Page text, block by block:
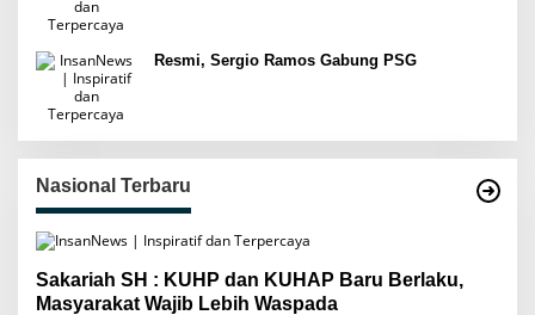
Resmi, Sergio Ramos Gabung PSG
Nasional Terbaru
Sakariah SH : KUHP dan KUHAP Baru Berlaku,
Masyarakat Wajib Lebih Waspada